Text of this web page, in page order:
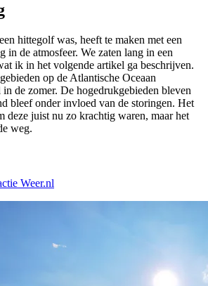
hittegolf was, heeft te maken met een
in de atmosfeer. We zaten lang in een
ik in het volgende artikel ga beschrijven.
op de Atlantische Oceaan
de zomer. De hogedrukgebieden bleven
bleef onder invloed van de storingen. Het
deze juist nu zo krachtig waren, maar het
weg.
Weer.nl